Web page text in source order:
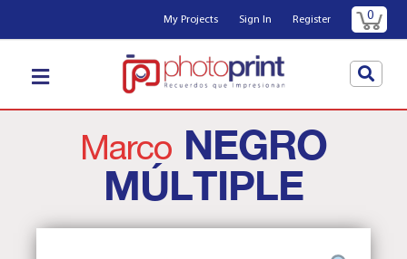
My Projects Sign In Register 0
Marco NEGRO
MÚLTIPLE